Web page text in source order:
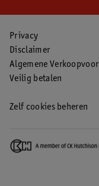
Privacy
Disclaimer
Algemene
Veilig betalen
Zelf cookies beheren